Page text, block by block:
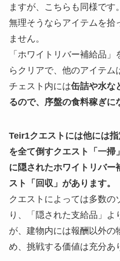
ますが、こちらも同様です。
無理そうならアイテムを拾
ません。
「ホワイトリバー補給品
らクリアで、他のアイテム
チェスト内には缶詰や水な
るので、序盤の食料稼ぎに
Teir1クエストには他には
を全て倒すクエスト「一掃
に隠されたホワイトリバー
スト「回収」があります。
クエストによっては多数の
り、「隠された支給品」よ
が、建物内には報酬以外の
め、挑戦する価値は充分あ